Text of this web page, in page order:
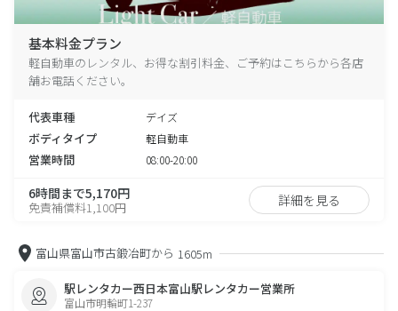
基本料金プラン
軽自動車のレンタル、お得な割引料金、ご予約はこちらから各店
舗お電話ください。
代表車種 デイズ
ボディタイプ 軽自動車
営業時間 08:00-20:00
6時間まで5,170円
免責補償料1,100円 詳細を見る
富山県富山市古鍛冶町から 1605m
駅レンタカー西日本富山駅レンタカー営業所
富山市明輪町1-237